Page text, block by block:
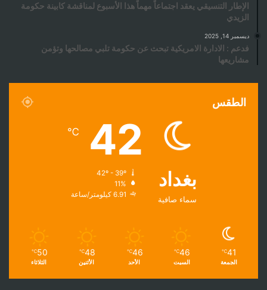
الإطار التنسيقي يعقد اجتماعاً مهماً هذا الأسبوع لمناقشة كابينة حكومة
الزيدي
ديسمبر 14, 2025
فدعم : الادارة الامريكية تبحث عن حكومة تلبي مصالحها وتؤمن
مشاريعها
الطقس
بغداد
سماء صافية
42
℃
11%
6.91 كيلومتر/ساعة
41
℃
الجمعة
46
℃
السبت
46
℃
الأحد
48
℃
الأثنين
50
℃
الثلاثاء